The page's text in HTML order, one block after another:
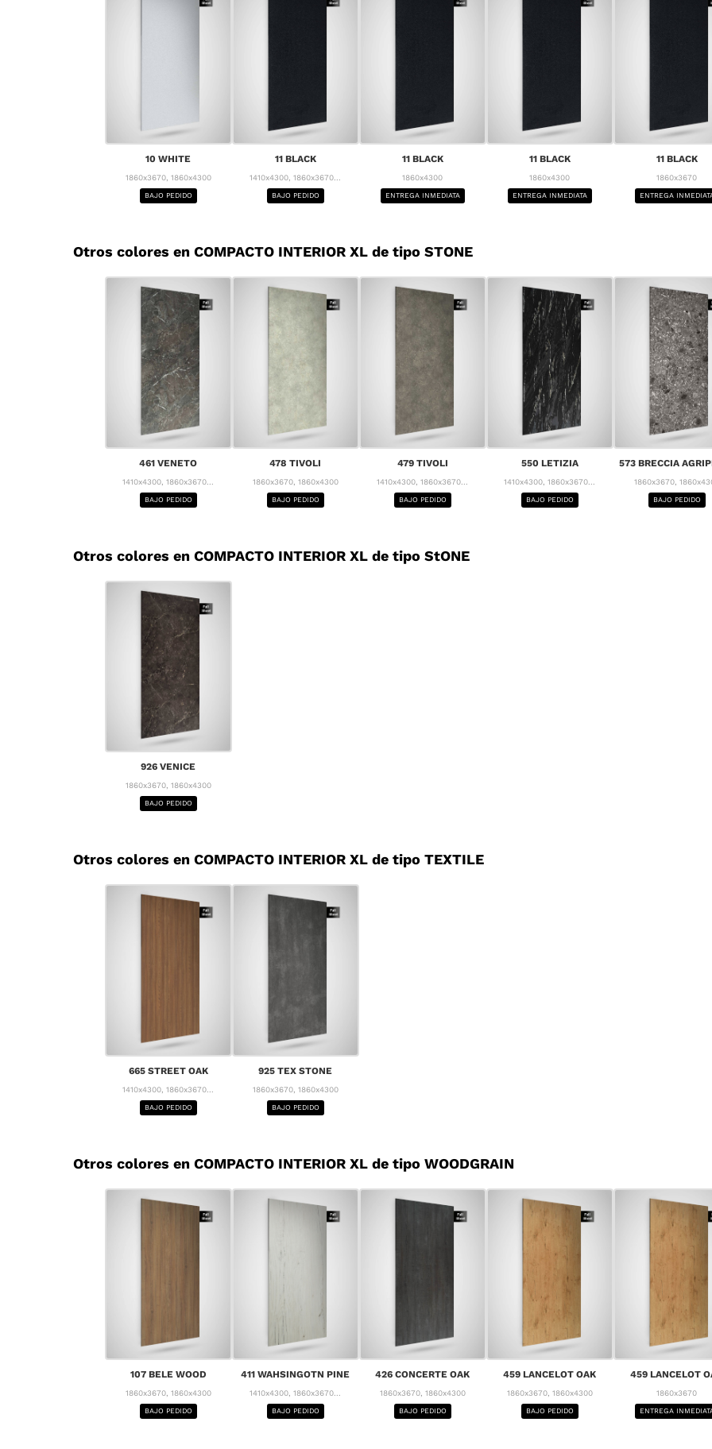
10 WHITE
1860x3670, 1860x4300
BAJO PEDIDO
11 BLACK
1410x4300, 1860x3670...
BAJO PEDIDO
11 BLACK
1860x4300
ENTREGA INMEDIATA
11 BLACK
1860x4300
ENTREGA INMEDIATA
11 BLACK
1860x3670
ENTREGA
Otros colores en COMPACTO INTERIOR XL de tipo STONE
461 VENETO
1410x4300, 1860x3670...
BAJO PEDIDO
478 TIVOLI
1860x3670, 1860x4300
BAJO PEDIDO
479 TIVOLI
1410x4300, 1860x3670...
BAJO PEDIDO
550 LETIZIA
1410x4300, 1860x3670...
BAJO PEDIDO
573 BRECCIA
1860x3670,
BAJO PEDIDO
Otros colores en COMPACTO INTERIOR XL de tipo StONE
926 VENICE
1860x3670, 1860x4300
BAJO PEDIDO
Otros colores en COMPACTO INTERIOR XL de tipo TEXTILE
665 STREET OAK
1410x4300, 1860x3670...
BAJO PEDIDO
925 TEX STONE
1860x3670, 1860x4300
BAJO PEDIDO
Otros colores en COMPACTO INTERIOR XL de tipo WOODGRAIN
107 BELE WOOD
1860x3670, 1860x4300
BAJO PEDIDO
411 WAHSINGOTN PINE
1410x4300, 1860x3670...
BAJO PEDIDO
426 CONCERTE OAK
1860x3670, 1860x4300
BAJO PEDIDO
459 LANCELOT OAK
1860x3670, 1860x4300
BAJO PEDIDO
459 LANCELOT
1860x3670
ENTREGA